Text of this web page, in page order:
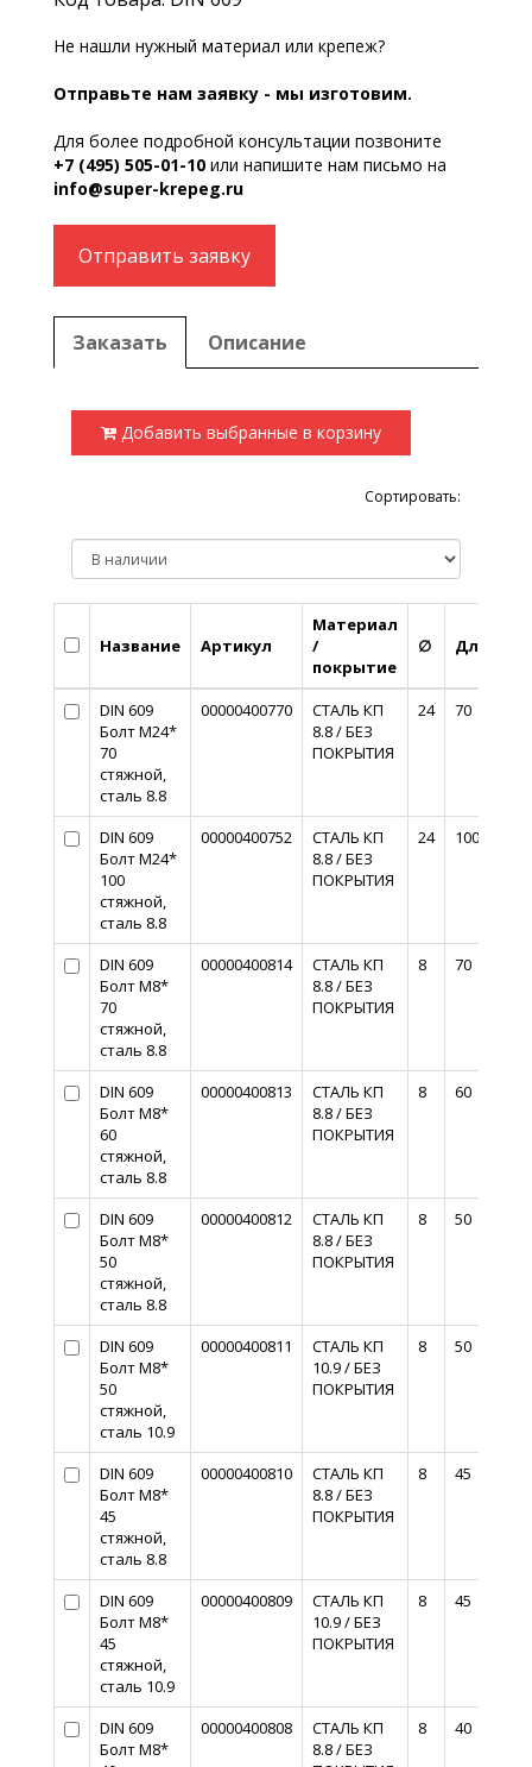
Не нашли нужный материал или крепеж?
Отправьте нам заявку - мы изготовим.
Для более подробной консультации позвоните
+7 (495) 505-01-10 или напишите нам письмо на
info@super-krepeg.ru
Отправить заявку
Заказать Описание
Добавить выбранные в корзину
Сортировать:
Название Артикул
Материал
/
покрытие
∅ Длина
DIN 609
Болт М24*
70
стяжной,
сталь 8.8
00000400770
СТАЛЬ КП
8.8 / БЕЗ
ПОКРЫТИЯ
24 70
DIN 609
Болт М24*
100
стяжной,
сталь 8.8
00000400752
СТАЛЬ КП
8.8 / БЕЗ
ПОКРЫТИЯ
24 100
DIN 609
Болт М8*
70
стяжной,
сталь 8.8
00000400814
СТАЛЬ КП
8.8 / БЕЗ
ПОКРЫТИЯ
8 70
DIN 609
Болт М8*
60
стяжной,
сталь 8.8
00000400813
СТАЛЬ КП
8.8 / БЕЗ
ПОКРЫТИЯ
8 60
DIN 609
Болт М8*
50
стяжной,
сталь 8.8
00000400812
СТАЛЬ КП
8.8 / БЕЗ
ПОКРЫТИЯ
8 50
DIN 609
Болт М8*
50
стяжной,
сталь 10.9
00000400811
СТАЛЬ КП
10.9 / БЕЗ
ПОКРЫТИЯ
8 50
DIN 609
Болт М8*
45
стяжной,
сталь 8.8
00000400810
СТАЛЬ КП
8.8 / БЕЗ
ПОКРЫТИЯ
8 45
DIN 609
Болт М8*
45
стяжной,
сталь 10.9
00000400809
СТАЛЬ КП
10.9 / БЕЗ
ПОКРЫТИЯ
8 45
DIN 609
Болт М8*
00000400808
СТАЛЬ КП
8.8 / БЕЗ
8 40